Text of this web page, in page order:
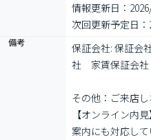
情報更新日：
次回更新予定日
備考
保証会社: 保証会
社　家賃保証会
その他：ご来店
【オンライン内
案内にも対応し